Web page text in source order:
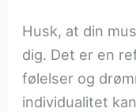
Husk, at din
dig. Det er en
følelser og
individualitet